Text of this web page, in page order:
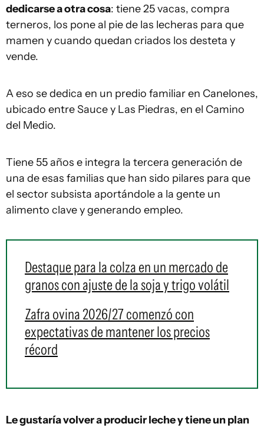
dedicarse a otra cosa: tiene 25 vacas, compra
terneros, los pone al pie de las lecheras para que
mamen y cuando quedan criados los desteta y
vende.
A eso se dedica en un predio familiar en Canelones,
ubicado entre Sauce y Las Piedras, en el Camino
del Medio.
Tiene 55 años e integra la tercera generación de
una de esas familias que han sido pilares para que
el sector subsista aportándole a la gente un
alimento clave y generando empleo.
Destaque para la colza en un mercado de
granos con ajuste de la soja y trigo volátil
Zafra ovina 2026/27 comenzó con
expectativas de mantener los precios
récord
Le gustaría volver a producir leche y tiene un plan